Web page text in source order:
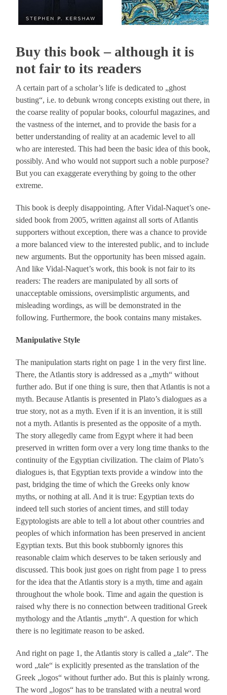
Buy this book – although it is
not fair to its readers
A certain part of a scholar’s life is dedicated to „ghost
busting“, i.e. to debunk wrong concepts existing out there, in
the coarse reality of popular books, colourful magazines, and
the vastness of the internet, and to provide the basis for a
better understanding of reality at an academic level to all
who are interested. This had been the basic idea of this book,
possibly. And who would not support such a noble purpose?
But you can exaggerate everything by going to the other
extreme.
This book is deeply disappointing. After Vidal-Naquet’s one-
sided book from 2005, written against all sorts of Atlantis
supporters without exception, there was a chance to provide
a more balanced view to the interested public, and to include
new arguments. But the opportunity has been missed again.
And like Vidal-Naquet’s work, this book is not fair to its
readers: The readers are manipulated by all sorts of
unacceptable omissions, oversimplistic arguments, and
misleading wordings, as will be demonstrated in the
following. Furthermore, the book contains many mistakes.
Manipulative Style
The manipulation starts right on page 1 in the very first line.
There, the Atlantis story is addressed as a „myth“ without
further ado. But if one thing is sure, then that Atlantis is not a
myth. Because Atlantis is presented in Plato’s dialogues as a
true story, not as a myth. Even if it is an invention, it is still
not a myth. Atlantis is presented as the opposite of a myth.
The story allegedly came from Egypt where it had been
preserved in written form over a very long time thanks to the
continuity of the Egyptian civilization. The claim of Plato’s
dialogues is, that Egyptian texts provide a window into the
past, bridging the time of which the Greeks only know
myths, or nothing at all. And it is true: Egyptian texts do
indeed tell such stories of ancient times, and still today
Egyptologists are able to tell a lot about other countries and
peoples of which information has been preserved in ancient
Egyptian texts. But this book stubbornly ignores this
reasonable claim which deserves to be taken seriously and
discussed. This book just goes on right from page 1 to press
for the idea that the Atlantis story is a myth, time and again
throughout the whole book. Time and again the question is
raised why there is no connection between traditional Greek
mythology and the Atlantis „myth“. A question for which
there is no legitimate reason to be asked.
And right on page 1, the Atlantis story is called a „tale“. The
word „tale“ is explicitly presented as the translation of the
Greek „logos“ without further ado. But this is plainly wrong.
The word „logos“ has to be translated with a neutral word